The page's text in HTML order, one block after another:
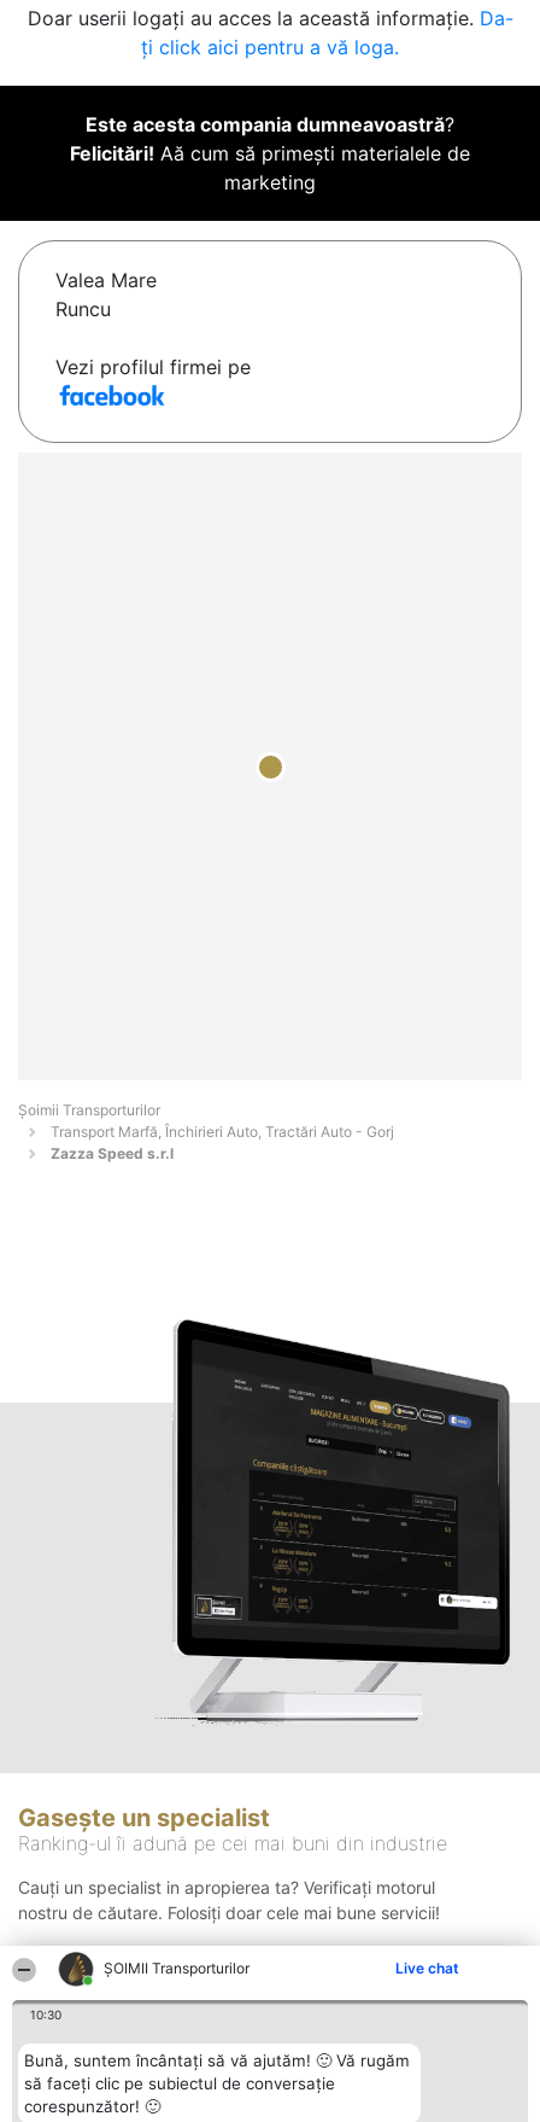
ȘOIMII Transporturilor Live chat
10:30
Bună, suntem încântați să vă ajutăm! 🙂 Vă rugăm
să faceți clic pe subiectul de conversație
corespunzător! 🙂
Doar userii logați au acces la această informație. Da-
ți click aici pentru a vă loga.
Este acesta compania dumneavoastră?
Felicitări! Aă cum să primești materialele de
marketing
Valea Mare
Runcu
Vezi profilul firmei pe
Șoimii Transporturilor
Transport Marfă, Închirieri Auto, Tractări Auto - Gorj
Zazza Speed s.r.l
Gasește un specialist
Ranking-ul îi adună pe cei mai buni din industrie
Cauți un specialist in apropierea ta? Verificați motorul
nostru de căutare. Folosiți doar cele mai bune servicii!